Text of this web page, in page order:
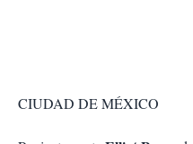
CIUDAD DE MÉXICO